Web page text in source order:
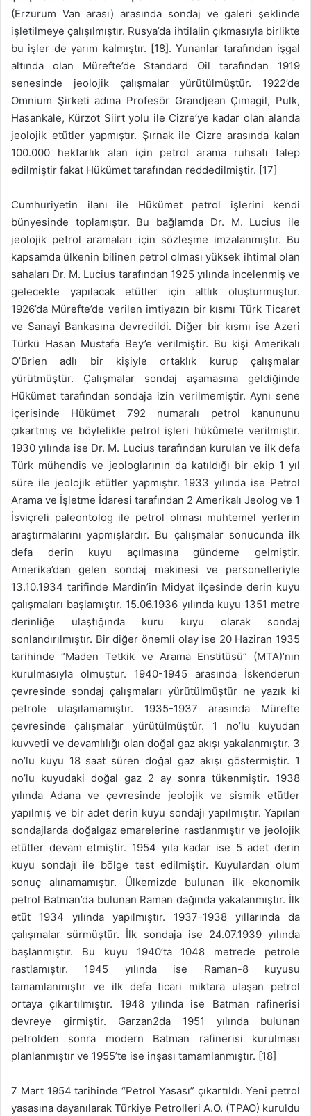
(Erzurum Van arası) arasında sondaj ve galeri şeklinde
işletilmeye çalışılmıştır. Rusya’da ihtilalin çıkmasıyla birlikte
bu işler de yarım kalmıştır. [18]. Yunanlar tarafından işgal
altında olan Mürefte’de Standard Oil tarafından 1919
senesinde jeolojik çalışmalar yürütülmüştür. 1922’de
Omnium Şirketi adına Profesör Grandjean Çımagil, Pulk,
Hasankale, Kürzot Siirt yolu ile Cizre’ye kadar olan alanda
jeolojik etütler yapmıştır. Şırnak ile Cizre arasında kalan
100.000 hektarlık alan için petrol arama ruhsatı talep
edilmiştir fakat Hükümet tarafından reddedilmiştir. [17]
Cumhuriyetin ilanı ile Hükümet petrol işlerini kendi
bünyesinde toplamıştır. Bu bağlamda Dr. M. Lucius ile
jeolojik petrol aramaları için sözleşme imzalanmıştır. Bu
kapsamda ülkenin bilinen petrol olması yüksek ihtimal olan
sahaları Dr. M. Lucius tarafından 1925 yılında incelenmiş ve
gelecekte yapılacak etütler için altlık oluşturmuştur.
1926’da Mürefte’de verilen imtiyazın bir kısmı Türk Ticaret
ve Sanayi Bankasına devredildi. Diğer bir kısmı ise Azeri
Türkü Hasan Mustafa Bey’e verilmiştir. Bu kişi Amerikalı
O’Brien adlı bir kişiyle ortaklık kurup çalışmalar
yürütmüştür. Çalışmalar sondaj aşamasına geldiğinde
Hükümet tarafından sondaja izin verilmemiştir. Aynı sene
içerisinde Hükümet 792 numaralı petrol kanununu
çıkartmış ve böylelikle petrol işleri hükûmete verilmiştir.
1930 yılında ise Dr. M. Lucius tarafından kurulan ve ilk defa
Türk mühendis ve jeologlarının da katıldığı bir ekip 1 yıl
süre ile jeolojik etütler yapmıştır. 1933 yılında ise Petrol
Arama ve İşletme İdaresi tarafından 2 Amerikalı Jeolog ve 1
İsviçreli paleontolog ile petrol olması muhtemel yerlerin
araştırmalarını yapmışlardır. Bu çalışmalar sonucunda ilk
defa derin kuyu açılmasına gündeme gelmiştir.
Amerika’dan gelen sondaj makinesi ve personelleriyle
13.10.1934 tarifinde Mardin’in Midyat ilçesinde derin kuyu
çalışmaları başlamıştır. 15.06.1936 yılında kuyu 1351 metre
derinliğe ulaştığında kuru kuyu olarak sondaj
sonlandırılmıştır. Bir diğer önemli olay ise 20 Haziran 1935
tarihinde “Maden Tetkik ve Arama Enstitüsü” (MTA)’nın
kurulmasıyla olmuştur. 1940-1945 arasında İskenderun
çevresinde sondaj çalışmaları yürütülmüştür ne yazık ki
petrole ulaşılamamıştır. 1935-1937 arasında Mürefte
çevresinde çalışmalar yürütülmüştür. 1 no’lu kuyudan
kuvvetli ve devamlılığı olan doğal gaz akışı yakalanmıştır. 3
no’lu kuyu 18 saat süren doğal gaz akışı göstermiştir. 1
no’lu kuyudaki doğal gaz 2 ay sonra tükenmiştir. 1938
yılında Adana ve çevresinde jeolojik ve sismik etütler
yapılmış ve bir adet derin kuyu sondajı yapılmıştır. Yapılan
sondajlarda doğalgaz emarelerine rastlanmıştır ve jeolojik
etütler devam etmiştir. 1954 yıla kadar ise 5 adet derin
kuyu sondajı ile bölge test edilmiştir. Kuyulardan olum
sonuç alınamamıştır. Ülkemizde bulunan ilk ekonomik
petrol Batman’da bulunan Raman dağında yakalanmıştır. İlk
etüt 1934 yılında yapılmıştır. 1937-1938 yıllarında da
çalışmalar sürmüştür. İlk sondaja ise 24.07.1939 yılında
başlanmıştır. Bu kuyu 1940’ta 1048 metrede petrole
rastlamıştır. 1945 yılında ise Raman-8 kuyusu
tamamlanmıştır ve ilk defa ticari miktara ulaşan petrol
ortaya çıkartılmıştır. 1948 yılında ise Batman rafinerisi
devreye girmiştir. Garzan2da 1951 yılında bulunan
petrolden sonra modern Batman rafinerisi kurulması
planlanmıştır ve 1955’te ise inşası tamamlanmıştır. [18]
7 Mart 1954 tarihinde “Petrol Yasası” çıkartıldı. Yeni petrol
yasasına dayanılarak Türkiye Petrolleri A.O. (TPAO) kuruldu